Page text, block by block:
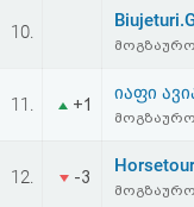
უარყოფა
10.
11. +1
იაფი
12. -3